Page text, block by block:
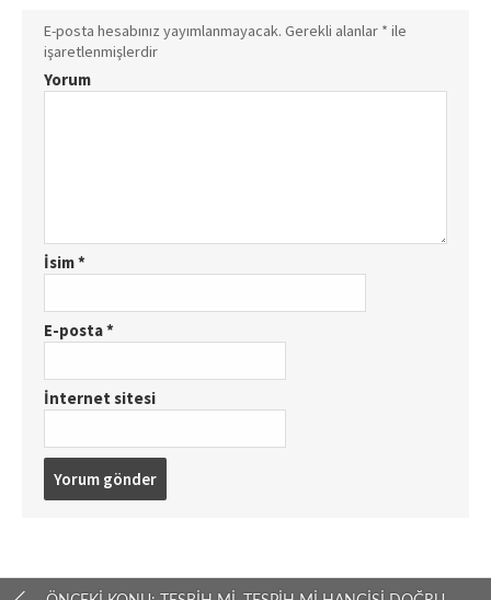
E-posta hesabınız yayımlanmayacak. Gerekli alanlar * ile
işaretlenmişlerdir
Yorum
İsim*
E-posta*
İnternet sitesi